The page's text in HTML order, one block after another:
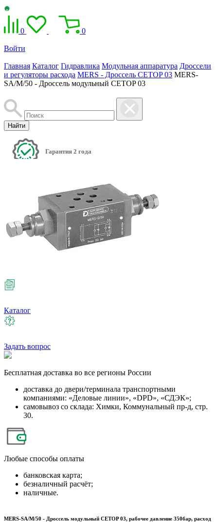
0 0
Войти
Главная Каталог Гидравлика Модульная аппаратура Дроссели
и регуляторы расхода MERS - Дроссель CETOP 03 MERS-
SA/M/50 - Дроссель модульный CETOP 03
Найти
Гарантия 2 года
Каталог
Задать вопрос
Бесплатная доставка во все регионы России
доставка до двери/терминала транспортными
компаниями: «Деловые линии», «DPD», «СДЭК»;
самовывоз со склада: Химки, Коммунальный пр-д, стр.
30.
Любые способы оплаты
банковская карта;
безналичный расчёт;
наличные.
MERS-SA/M/50 - Дроссель модульный CETOP 03, рабочее давление 350бар, расход